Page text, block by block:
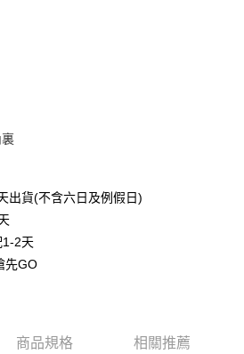
星展（台灣）商業銀行
中國信託商業銀行
之後才付款」的支付方式。 讓您購物簡單
出貨(不含六日及例假日)
1-2天
先GO
商品規格 相關推薦